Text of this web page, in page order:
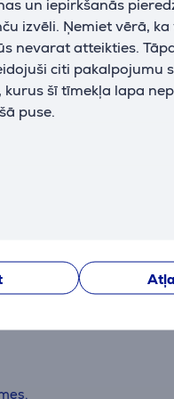
un iepirkšanās
izvēli. Ņemiet vērā,
nevarat atteikties.
citi pakalpojumu
šī tīmekļa lapa
puse.
Jā